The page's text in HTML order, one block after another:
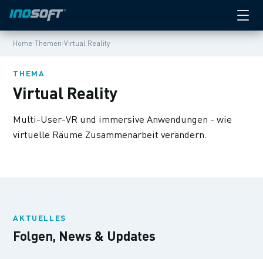
Home›Themen›Virtual Reality
THEMA
Virtual Reality
Multi-User-VR und immersive Anwendungen - wie
virtuelle Räume Zusammenarbeit verändern.
AKTUELLES
Folgen, News & Updates